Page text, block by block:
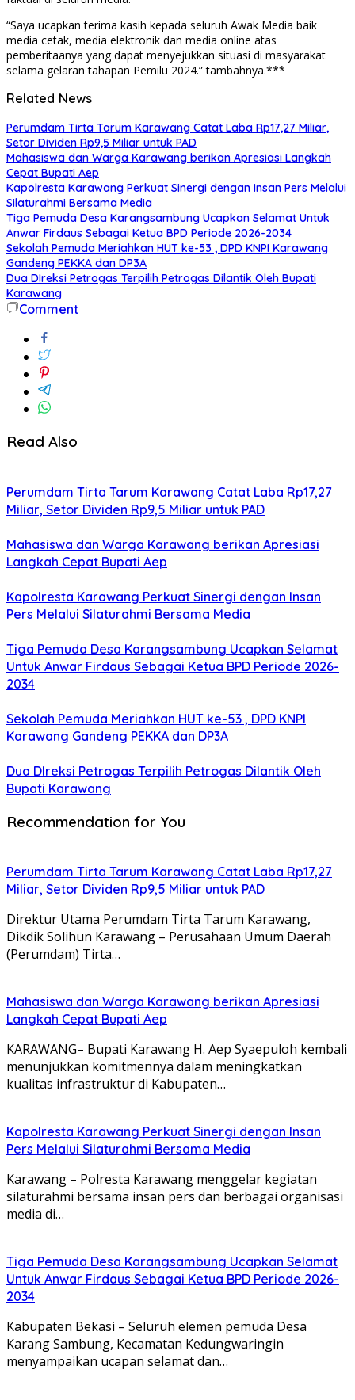
“Saya ucapkan terima kasih kepada seluruh Awak Media baik
media cetak, media elektronik dan media online atas
pemberitaanya yang dapat menyejukkan situasi di masyarakat
selama gelaran tahapan Pemilu 2024.” tambahnya.***
Related News
Perumdam Tirta Tarum Karawang Catat Laba Rp17,27 Miliar,
Setor Dividen Rp9,5 Miliar untuk PAD
Mahasiswa dan Warga Karawang berikan Apresiasi Langkah
Cepat Bupati Aep
Kapolresta Karawang Perkuat Sinergi dengan Insan Pers Melalui
Silaturahmi Bersama Media
Tiga Pemuda Desa Karangsambung Ucapkan Selamat Untuk
Anwar Firdaus Sebagai Ketua BPD Periode 2026-2034
Sekolah Pemuda Meriahkan HUT ke-53 , DPD KNPI Karawang
Gandeng PEKKA dan DP3A
Dua DIreksi Petrogas Terpilih Petrogas Dilantik Oleh Bupati
Karawang
Comment
Read Also
Perumdam Tirta Tarum Karawang Catat Laba Rp17,27
Miliar, Setor Dividen Rp9,5 Miliar untuk PAD
Mahasiswa dan Warga Karawang berikan Apresiasi
Langkah Cepat Bupati Aep
Kapolresta Karawang Perkuat Sinergi dengan Insan
Pers Melalui Silaturahmi Bersama Media
Tiga Pemuda Desa Karangsambung Ucapkan Selamat
Untuk Anwar Firdaus Sebagai Ketua BPD Periode 2026-
2034
Sekolah Pemuda Meriahkan HUT ke-53 , DPD KNPI
Karawang Gandeng PEKKA dan DP3A
Dua DIreksi Petrogas Terpilih Petrogas Dilantik Oleh
Bupati Karawang
Recommendation for You
Perumdam Tirta Tarum Karawang Catat Laba Rp17,27
Miliar, Setor Dividen Rp9,5 Miliar untuk PAD
Direktur Utama Perumdam Tirta Tarum Karawang,
Dikdik Solihun Karawang – Perusahaan Umum Daerah
(Perumdam) Tirta…
Mahasiswa dan Warga Karawang berikan Apresiasi
Langkah Cepat Bupati Aep
KARAWANG– Bupati Karawang H. Aep Syaepuloh kembali
menunjukkan komitmennya dalam meningkatkan
kualitas infrastruktur di Kabupaten…
Kapolresta Karawang Perkuat Sinergi dengan Insan
Pers Melalui Silaturahmi Bersama Media
Karawang – Polresta Karawang menggelar kegiatan
silaturahmi bersama insan pers dan berbagai organisasi
media di…
Tiga Pemuda Desa Karangsambung Ucapkan Selamat
Untuk Anwar Firdaus Sebagai Ketua BPD Periode 2026-
2034
Kabupaten Bekasi – Seluruh elemen pemuda Desa
Karang Sambung, Kecamatan Kedungwaringin
menyampaikan ucapan selamat dan…